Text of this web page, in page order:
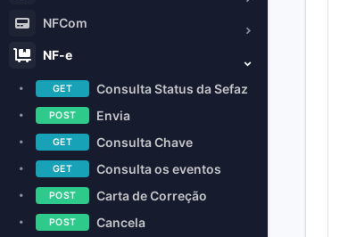
NFCom
NF-e
GET Consulta Status da Sefaz
POST Envia
GET Consulta Chave
GET Consulta os eventos
POST Carta de Correção
POST Cancela